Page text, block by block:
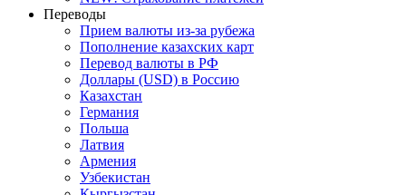
Переводы
Прием валюты из-за рубежа
Пополнение казахских карт
Перевод валюты в РФ
Доллары (USD) в Россию
Казахстан
Германия
Польша
Латвия
Армения
Узбекистан